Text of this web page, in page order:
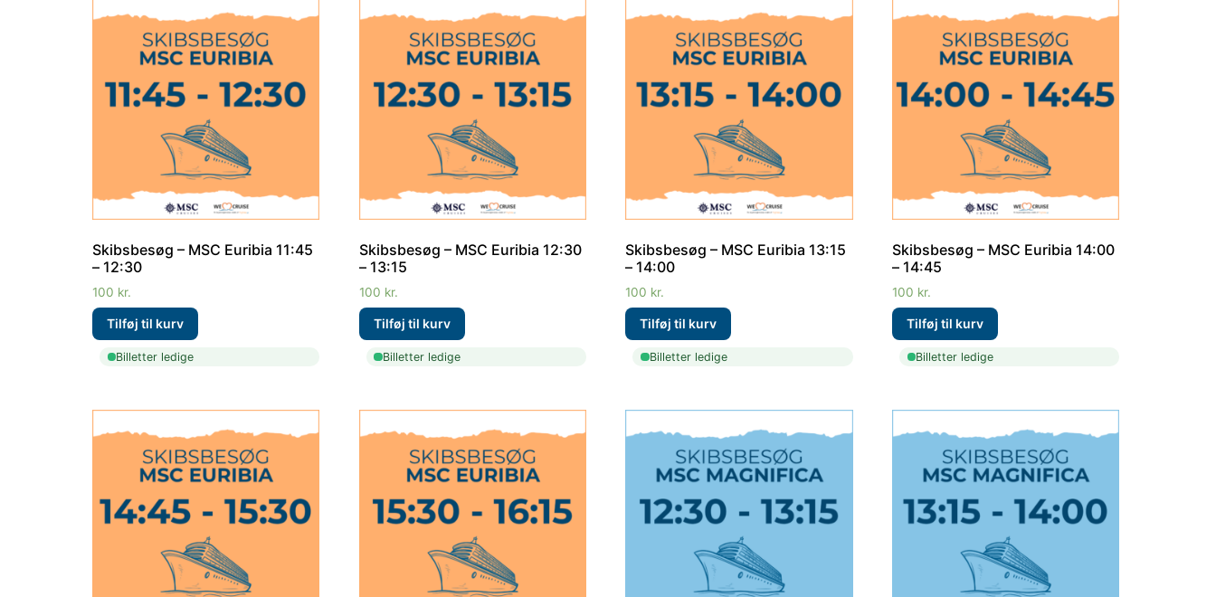
Skibsbesøg – MSC Euribia 11:45
– 12:30
100 kr.
Billetter ledige
Skibsbesøg – MSC Euribia 12:30
– 13:15
100 kr.
Billetter ledige
Skibsbesøg – MSC Euribia 13:15
– 14:00
100 kr.
Billetter ledige
Skibsbesøg – MSC Euribia 14:00
– 14:45
100 kr.
Billetter ledige